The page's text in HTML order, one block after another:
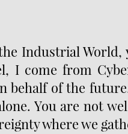
Industrial World,
I come from
behalf of the
You are not
where we